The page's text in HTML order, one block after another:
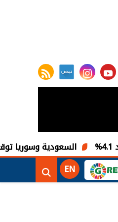
youtube
instagram
rss feed
السعودية وسوريا توقعان 5 اتفاقيات لتطوير مشروعات طاقة شمسية
EN